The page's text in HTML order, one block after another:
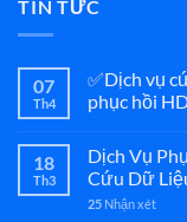
TIN TỨC
07
Th4
✅Dịch vụ
phục hồi
18
Th3
Dịch Vụ
Cứu Dữ
25 Nhận xét